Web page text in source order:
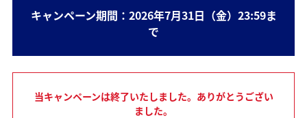
キャンペーン期間：2026年7月31日（金）23:59ま
で
当キャンペーンは終了いたしました。ありがとうござい
ました。